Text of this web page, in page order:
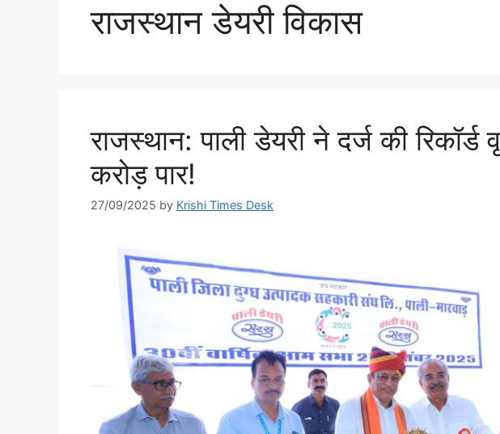
राजस्थान डेयरी विकास
राजस्थान: पाली डेयरी ने दर्ज की रिकॉर्ड
करोड़ पार!
27/09/2025 by Krishi Times Desk